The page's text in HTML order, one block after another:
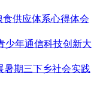
供应体系心得体会
少年通信科技创新大
暑期三下乡社会实践